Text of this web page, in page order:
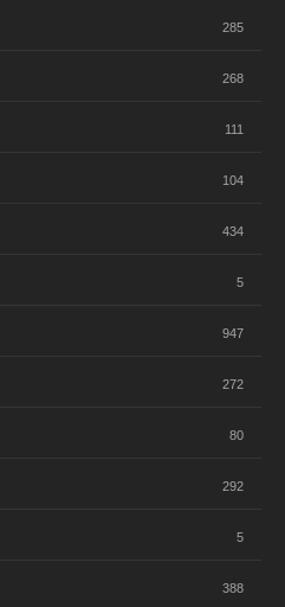
285
268
111
104
434
5
947
272
80
292
5
388